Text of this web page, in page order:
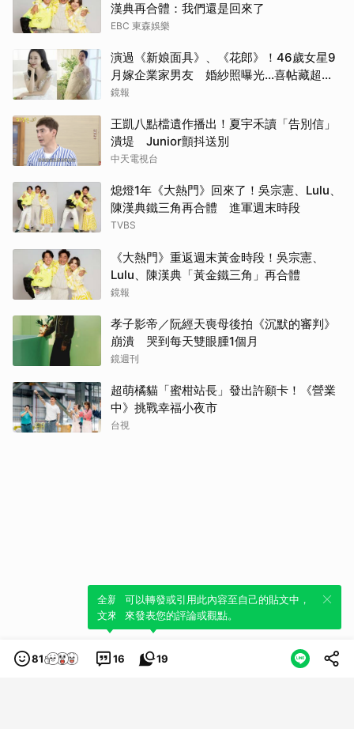
漢典再合體：我們還是回來了
EBC 東森娛樂
演過《新娘面具》、《花郎》！46歲女星9
月嫁企業家男友 婚紗照曝光…喜帖藏超甜
告白
鏡報
王凱八點檔遺作播出！夏宇禾讀「告別信」
潰堤 Junior顫抖送別
中天電視台
熄燈1年《大熱門》回來了！吳宗憲、Lulu、
陳漢典鐵三角再合體 進軍週末時段
TVBS
《大熱門》重返週末黃金時段！吳宗憲、
Lulu、陳漢典「黃金鐵三角」再合體
鏡報
孝子影帝／阮經天喪母後拍《沉默的審判》
崩潰 哭到每天雙眼腫1個月
鏡週刊
超萌橘貓「蜜柑站長」發出許願卡！《營業
中》挑戰幸福小夜市
台視
81 16
全新體驗！一鍵引用此內容，透過發布貼
文來輕鬆表達個人立場。
19
可以轉發或引用此內容至自己的貼文中，
來發表您的評論或觀點。